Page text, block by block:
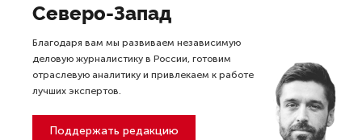
Северо-Запад
Благодаря вам мы развиваем независимую
деловую журналистику в России, готовим
отраслевую аналитику и привлекаем к работе
лучших экспертов.
Поддержать редакцию